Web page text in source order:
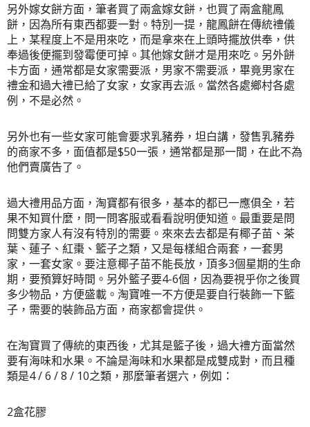
另外嫁女餅方面，筆者買了兩盒嫁女餅，也買了兩盒龍鳳
餅，因為所有東西都要一對。特別一提，龍鳳餅在傳統禮儀
上，某程度上不是用來吃，而是拿來在上頭時擺放供奉，供
奉過後便擺到發霉便可掉。其他嫁女餅才是用來吃。另外餅
卡方面，通常都是女家需要派，男家不需要派，畢竟男家在
禮金和過大禮已給了女家，女家再去派。當然各處鄉村各處
例，不是必然。
另外也有一些女家可能會要求乳豬券，坦白講， 發售乳豬券
的商家不多 ，面值都是$50一張，通常都是那一間，在此不為
他們賣廣告了。
過大禮用品方面，淘寶都有很多，基本的都已一應俱全，若
果不知買什麼，問一問客服或看看說明便知道。最重要是問
問雙方家人有沒有特別的需要。來來去去都是有椰子苗、茶
葉、蓮子、紅棗、籃子之類，又是每樣組合兩套，一套男
家，一套女家。要注意椰子苗不能長放，頂多3個星期的生命
期，要預算好時間。另外籃子要4-6個，因為要視乎你之後買
多少物品，方便盛載。淘寶唯一不方便是要自行裝飾一下籃
子，需要的裝飾品方面，商家都會提供。
在淘寶買了傳統的東西後，尤其是籃子後，過大禮方面當然
要有海味和水果。不論是海味和水果都是成雙成對，而且種
類是4 / 6 / 8 / 10之類，那麼筆者選六，例如：
2盒花膠